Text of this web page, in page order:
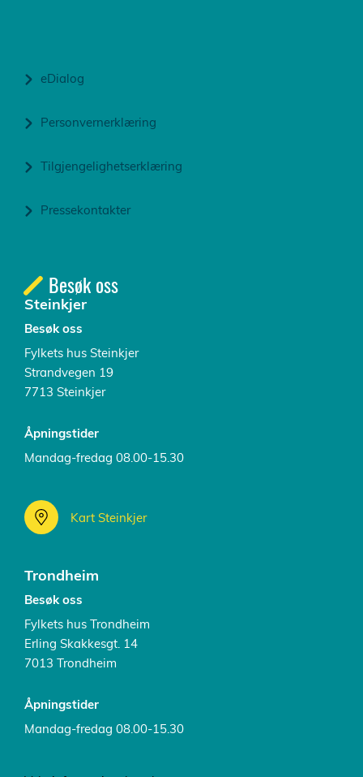
eDialog
Personvernerklæring
Tilgjengelighetserklæring
Pressekontakter
Besøk oss
Steinkjer
Besøk oss
Fylkets hus Steinkjer
Strandvegen 19
7713 Steinkjer
Åpningstider
Mandag-fredag 08.00-15.30
Kart Steinkjer
Trondheim
Besøk oss
Fylkets hus Trondheim
Erling Skakkesgt. 14
7013 Trondheim
Åpningstider
Mandag-fredag 08.00-15.30